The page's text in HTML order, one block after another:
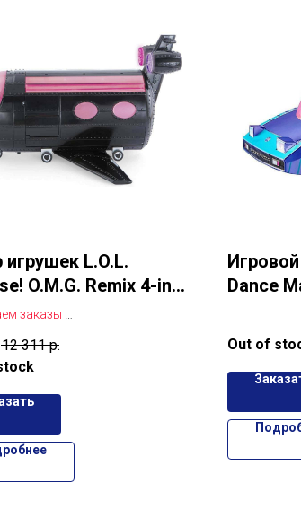
L.O.L.
O.M.G. Remix 4-in-1
Transforms с
заказы
12 311 р.
Dance
Out of